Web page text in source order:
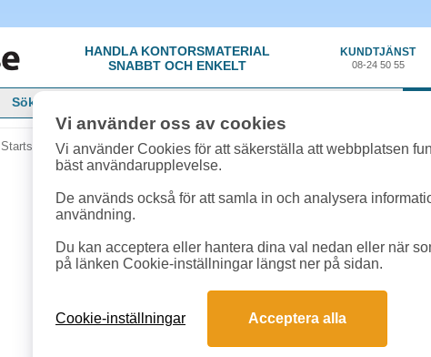
HANDLA KONTORSMATERIAL
SNABBT OCH ENKELT
KUNDTJÄNST
08-24 50 55
Startsida »Städ, Hygien»Handskar »Handske PVC Small blå
Handske
Blå
Typ:Small (7)
Längd:32cm
Vi använder oss av cookies
Vi använder Cookies för att säkerställa att webbplatsen
bäst användarupplevelse.
De används också för att samla in och analysera
användning.
Du kan acceptera eller hantera dina val nedan eller när
på länken Cookie-inställningar längst ner på sidan.
Cookie-inställningar Acceptera alla